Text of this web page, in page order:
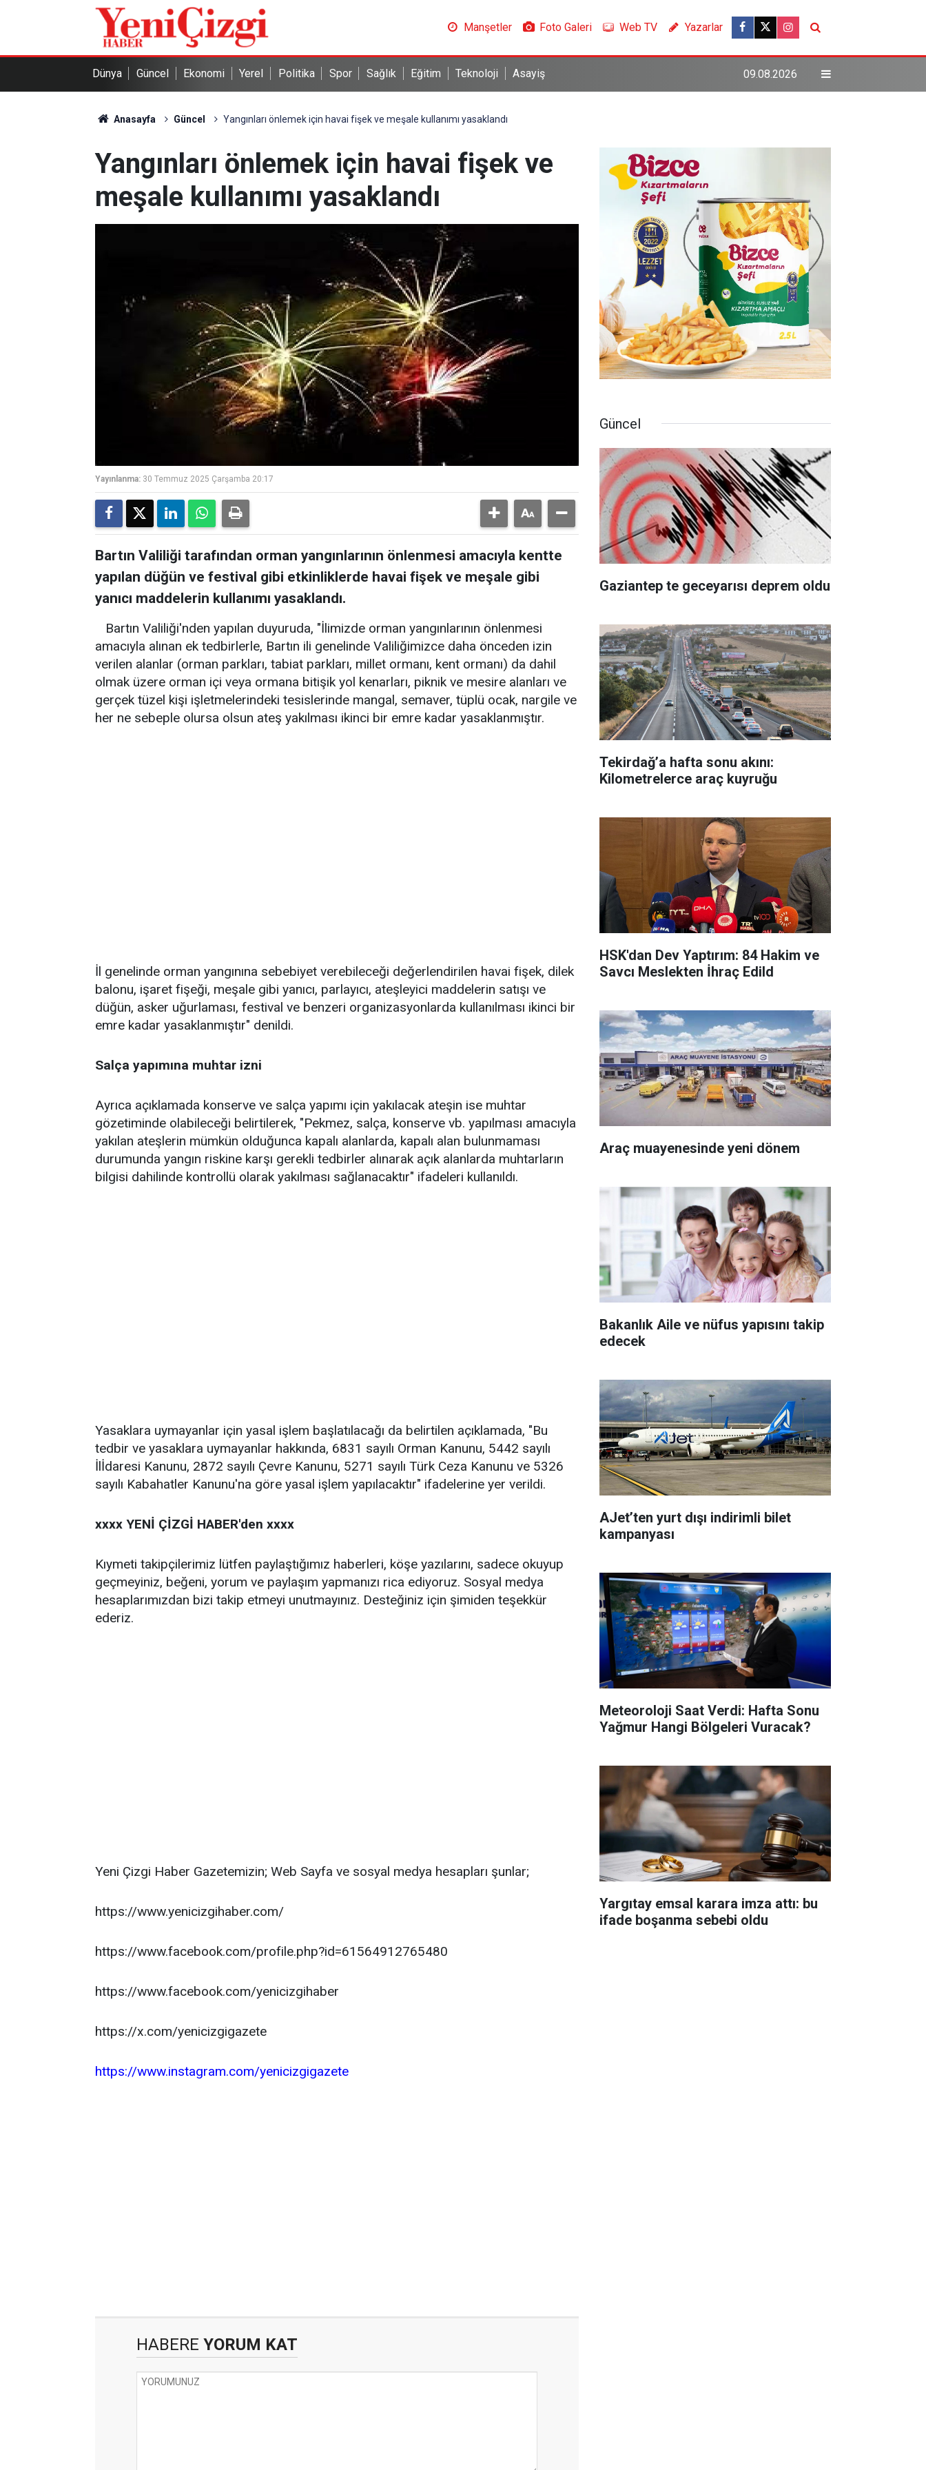
Manşetler Foto Galeri Web TV Yazarlar
Dünya Güncel Ekonomi Yerel Politika Spor Sağlık Eğitim Teknoloji Asayiş 09.08.2026
Anasayfa Güncel Yangınları önlemek için havai fişek ve meşale kullanımı yasaklandı
Yangınları önlemek için havai fişek ve
meşale kullanımı yasaklandı
Yayınlanma: 30 Temmuz 2025 Çarşamba 20:17
Bartın Valiliği tarafından orman yangınlarının önlenmesi amacıyla kentte
yapılan düğün ve festival gibi etkinliklerde havai fişek ve meşale gibi
yanıcı maddelerin kullanımı yasaklandı.
Bartın Valiliği'nden yapılan duyuruda, "İlimizde orman yangınlarının önlenmesi
amacıyla alınan ek tedbirlerle, Bartın ili genelinde Valiliğimizce daha önceden izin
verilen alanlar (orman parkları, tabiat parkları, millet ormanı, kent ormanı) da dahil
olmak üzere orman içi veya ormana bitişik yol kenarları, piknik ve mesire alanları ve
gerçek tüzel kişi işletmelerindeki tesislerinde mangal, semaver, tüplü ocak, nargile ve
her ne sebeple olursa olsun ateş yakılması ikinci bir emre kadar yasaklanmıştır.
İl genelinde orman yangınına sebebiyet verebileceği değerlendirilen havai fişek, dilek
balonu, işaret fişeği, meşale gibi yanıcı, parlayıcı, ateşleyici maddelerin satışı ve
düğün, asker uğurlaması, festival ve benzeri organizasyonlarda kullanılması ikinci bir
emre kadar yasaklanmıştır" denildi.
Salça yapımına muhtar izni
Ayrıca açıklamada konserve ve salça yapımı için yakılacak ateşin ise muhtar
gözetiminde olabileceği belirtilerek, "Pekmez, salça, konserve vb. yapılması amacıyla
yakılan ateşlerin mümkün olduğunca kapalı alanlarda, kapalı alan bulunmaması
durumunda yangın riskine karşı gerekli tedbirler alınarak açık alanlarda muhtarların
bilgisi dahilinde kontrollü olarak yakılması sağlanacaktır" ifadeleri kullanıldı.
Yasaklara uymayanlar için yasal işlem başlatılacağı da belirtilen açıklamada, "Bu
tedbir ve yasaklara uymayanlar hakkında, 6831 sayılı Orman Kanunu, 5442 sayılı
İlİdaresi Kanunu, 2872 sayılı Çevre Kanunu, 5271 sayılı Türk Ceza Kanunu ve 5326
sayılı Kabahatler Kanunu'na göre yasal işlem yapılacaktır" ifadelerine yer verildi.
xxxx YENİ ÇİZGİ HABER'den xxxx
Kıymeti takipçilerimiz lütfen paylaştığımız haberleri, köşe yazılarını, sadece okuyup
geçmeyiniz, beğeni, yorum ve paylaşım yapmanızı rica ediyoruz. Sosyal medya
hesaplarımızdan bizi takip etmeyi unutmayınız. Desteğiniz için şimiden teşekkür
ederiz.
Yeni Çizgi Haber Gazetemizin; Web Sayfa ve sosyal medya hesapları şunlar;
https://www.yenicizgihaber.com/
https://www.facebook.com/profile.php?id=61564912765480
https://www.facebook.com/yenicizgihaber
https://x.com/yenicizgigazete
https://www.instagram.com/yenicizgigazete
HABERE YORUM KAT
Güncel
Gaziantep te geceyarısı deprem oldu
Tekirdağ’a hafta sonu akını:
Kilometrelerce araç kuyruğu
HSK'dan Dev Yaptırım: 84 Hakim ve
Savcı Meslekten İhraç Edild
Araç muayenesinde yeni dönem
Bakanlık Aile ve nüfus yapısını takip
edecek
AJet’ten yurt dışı indirimli bilet
kampanyası
Meteoroloji Saat Verdi: Hafta Sonu
Yağmur Hangi Bölgeleri Vuracak?
Yargıtay emsal karara imza attı: bu
ifade boşanma sebebi oldu